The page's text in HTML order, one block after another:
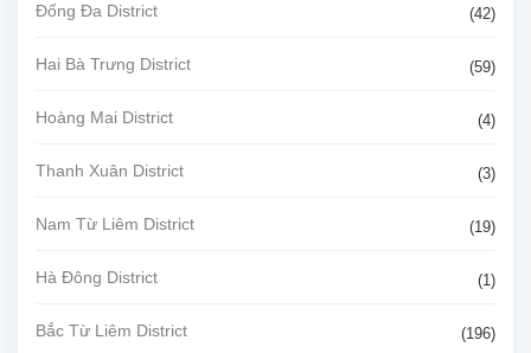
Đống Đa District (42)
Hai Bà Trưng District (59)
Hoàng Mai District (4)
Thanh Xuân District (3)
Nam Từ Liêm District (19)
Hà Đông District (1)
Bắc Từ Liêm District (196)